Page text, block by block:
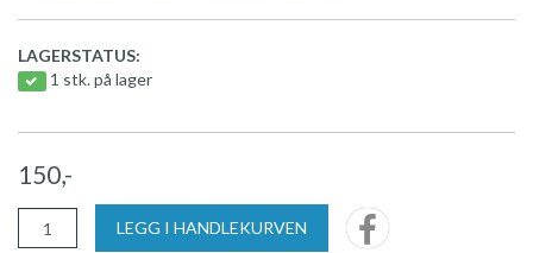
LAGERSTATUS:
1 stk. på lager
150,-
LEGG I HANDLEKURVEN